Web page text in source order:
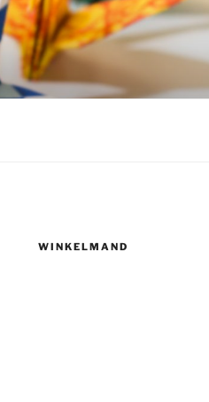
WINKELMAND